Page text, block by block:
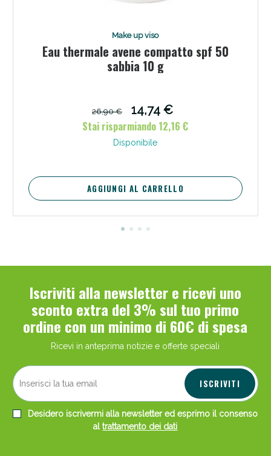
Make up viso
Eau thermale avene compatto spf 50
sabbia 10 g
26,90 €
14,74 €
Stai risparmiando 12,16 €
Disponibile
AGGIUNGI AL CARRELLO
Iscriviti alla newsletter e ricevi uno
sconto extra del 3% sul tuo primo
ordine con un minimo di 60€ di spesa
Ricevi in anteprima notizie e offerte speciali
ISCRIVITI
Desidero iscrivermi alla newsletter ed esprimo il consenso
altrattamento dei dati